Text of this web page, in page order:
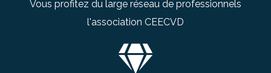
Vous profitez du large réseau de professionnels
l'association CEECVD